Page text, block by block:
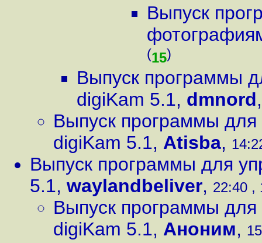
Выпуск
(15)
Выпуск программы
digiKam 5.1, dmnord
Выпуск программы
digiKam 5.1, Atisba,
Выпуск программы для
5.1, waylandbeliver, 22:40 ,
Выпуск программы
digiKam 5.1, Аноним,